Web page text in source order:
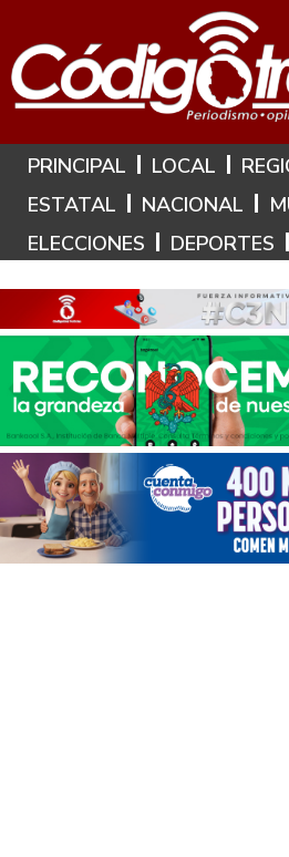
Hoy es: 10 de
PRINCIPAL LOCAL
ESTATAL
NACIONAL
ELECCIONES
DEPORTES